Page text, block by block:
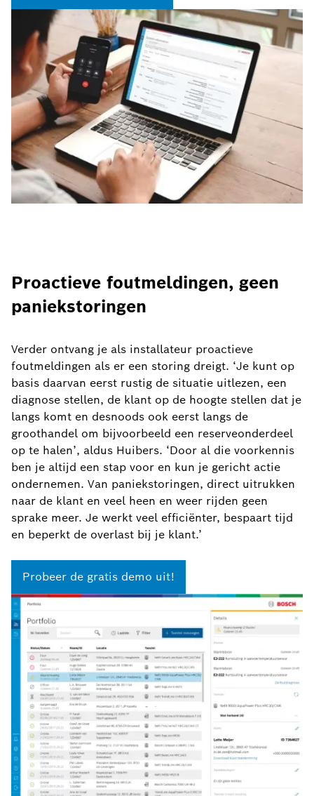
Proactieve foutmeldingen, geen
paniekstoringen
Verder ontvang je als installateur proactieve
foutmeldingen als er een storing dreigt. ‘Je kunt op
basis daarvan eerst rustig de situatie uitlezen, een
diagnose stellen, de klant op de hoogte stellen dat je
langs komt en desnoods ook eerst langs de
groothandel om bijvoorbeeld een reserveonderdeel
op te halen’, aldus Huibers. ‘Door al die voorkennis
ben je altijd een stap voor en kun je gericht actie
ondernemen. Van paniekstoringen, direct uitrukken
naar de klant en veel heen en weer rijden geen
sprake meer. Je werkt veel efficiënter, bespaart tijd
en beperkt de overlast bij je klant.’
Probeer de gratis demo uit!